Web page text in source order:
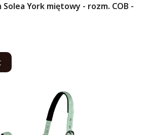
York miętowy - rozm. COB -